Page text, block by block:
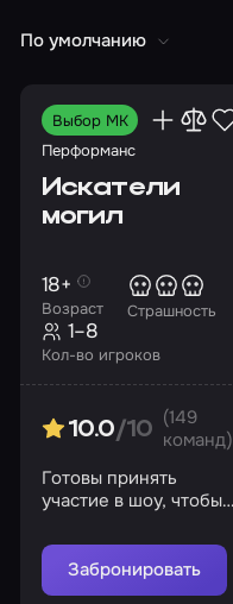
По умолчанию
Выбор МК
Перформанс
Искатели
могил
Возраст
18+
Страшность
Кол-во игроков
1–8
10.0/10
(149
команд)
Готовы принять
участие в шоу, чтобы
психиатрической
лечебницы
«Коллингвуд»?
Забронировать